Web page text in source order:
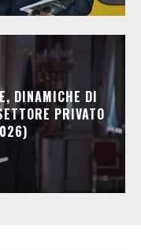
DINAMICHE DI
PRIVATO